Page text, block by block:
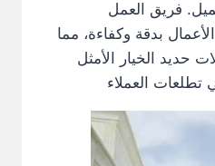
فريق العمل
بدقة وكفاءة، مما
حديد الخيار الأمثل
تطلعات العملاء